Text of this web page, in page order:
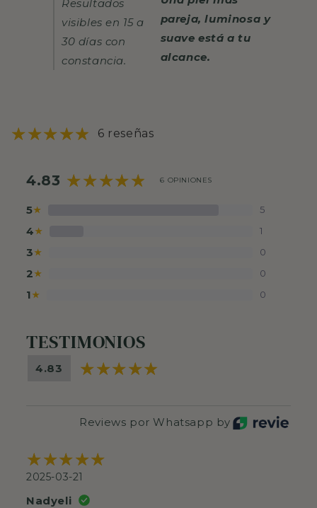
Resultados
visibles en 15 a
30 días con
constancia.
pareja, luminosa y
suave está a tu
alcance.
6 reseñas
4.83 6 OPINIONES
5★ 5
4 ★ 1
3 ★ 0
2 ★ 0
1 ★ 0
TESTIMONIOS
4.83
Reviews por Whatsapp by
2025-03-21
Nadyeli